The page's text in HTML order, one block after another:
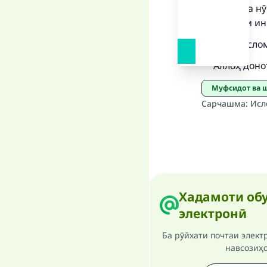
хӯрданӣ ва
истифодаи
"Фатово
Аллоҳ
Муфсидот
Сарчашма:
Хадамоти
электронӣ
Ба рӯйхати почтаи